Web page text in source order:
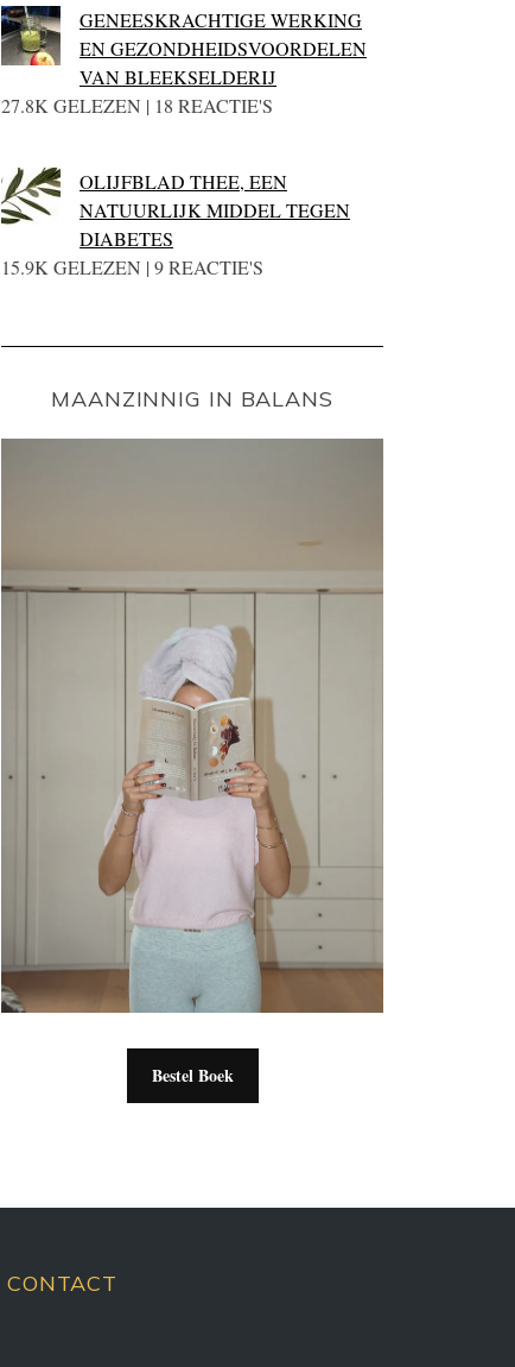
GENEESKRACHTIGE WERKING
EN GEZONDHEIDSVOORDELEN
VAN BLEEKSELDERIJ
27.8K GELEZEN | 18 REACTIE'S
OLIJFBLAD THEE, EEN
NATUURLIJK MIDDEL TEGEN
DIABETES
15.9K GELEZEN | 9 REACTIE'S
MAANZINNIG IN BALANS
Bestel Boek
CONTACT